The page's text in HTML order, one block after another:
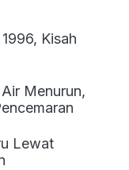
Kisah
Menurun,
Lewat